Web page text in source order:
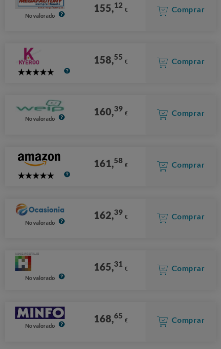
No valorado
155,12 € Comprar
5
158,55 € Comprar
No valorado
160,39 € Comprar
5
161,58 € Comprar
No valorado
162,39 € Comprar
No valorado
165,31 € Comprar
No valorado
168,65 € Comprar